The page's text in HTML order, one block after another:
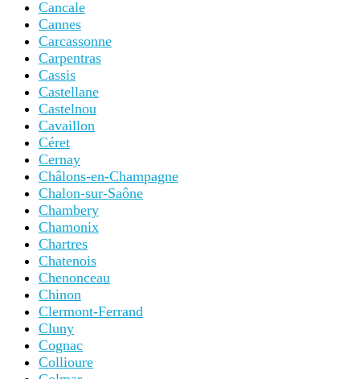
Cancale
Cannes
Carcassonne
Carpentras
Cassis
Castellane
Castelnou
Cavaillon
Céret
Cernay
Châlons-en-Champagne
Chalon-sur-Saône
Chambery
Chamonix
Chartres
Chatenois
Chenonceau
Chinon
Clermont-Ferrand
Cluny
Cognac
Collioure